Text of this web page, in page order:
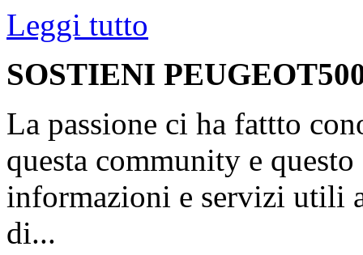
Leggi tutto
SOSTIENI
La passione ci ha fattto
questa community e
informazioni e servizi utili
di...